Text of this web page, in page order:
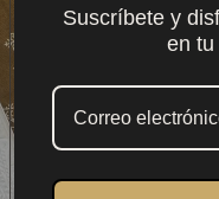
DISEÑO
Suscríbete y
en tu